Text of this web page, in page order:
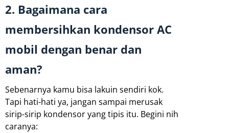
2. Bagaimana cara
membersihkan kondensor AC
mobil dengan benar dan
aman?
Sebenarnya kamu bisa lakuin sendiri kok.
Tapi hati-hati ya, jangan sampai merusak
sirip-sirip kondensor yang tipis itu. Begini nih
caranya: